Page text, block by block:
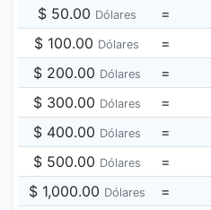
$ 50.00 Dólares =
$ 100.00 Dólares =
$ 200.00 Dólares =
$ 300.00 Dólares =
$ 400.00 Dólares =
$ 500.00 Dólares =
$ 1,000.00 Dólares =